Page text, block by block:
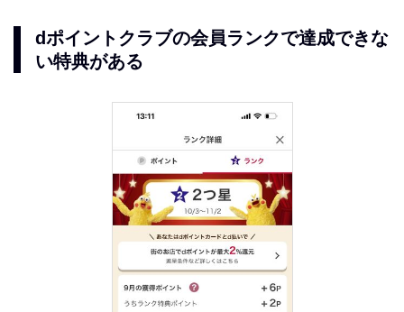
dポイントクラブの会員ランクで達成できな
い特典がある